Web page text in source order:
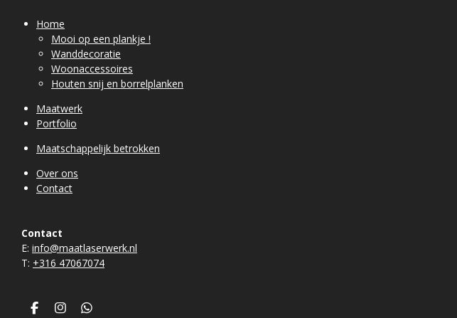
Home
Mooi op een plankje !
Wanddecoratie
Woonaccessoires
Houten snij en borrelplanken
Maatwerk
Portfolio
Maatschappelijk betrokken
Over ons
Contact
Contact
E: info@maatlaserwerk.nl
T: +316 47067074
F
I
W